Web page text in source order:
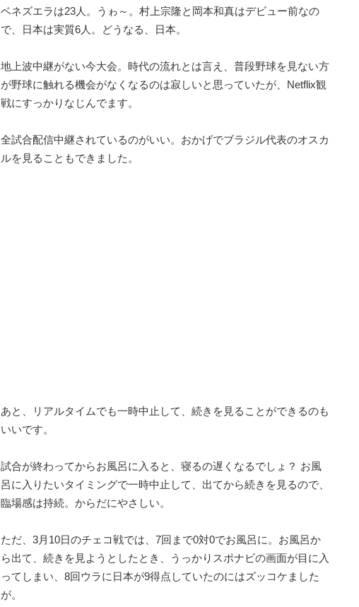
ベネズエラは23人。うゎ～。村上宗隆と岡本和真はデビュー前なの
で、日本は実質6人。どうなる、日本。
地上波中継がない今大会。時代の流れとは言え、普段野球を見ない方
が野球に触れる機会がなくなるのは寂しいと思っていたが、Netflix観
戦にすっかりなじんでます。
全試合配信中継されているのがいい。おかげでブラジル代表のオスカ
ルを見ることもできました。
あと、リアルタイムでも一時中止して、続きを見ることができるのも
いいです。
試合が終わってからお風呂に入ると、寝るの遅くなるでしょ？ お風
呂に入りたいタイミングで一時中止して、出てから続きを見るので、
臨場感は持続。からだにやさしい。
ただ、3月10日のチェコ戦では、7回まで0対0でお風呂に。お風呂か
ら出て、続きを見ようとしたとき、うっかりスポナビの画面が目に入
ってしまい、8回ウラに日本が9得点していたのにはズッコケました
が。